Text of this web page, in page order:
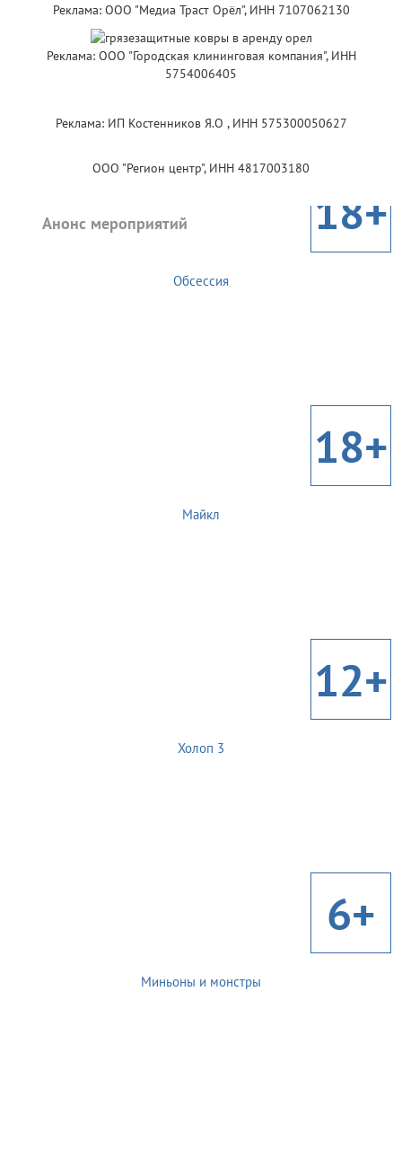
Реклама: ООО "Медиа Траст Орёл", ИНН 7107062130
Реклама: ООО "Городская клининговая компания", ИНН
5754006405
Реклама: ИП Костенников Я.О , ИНН 575300050627
ООО "Регион центр", ИНН 4817003180
Анонс мероприятий 18+
Обсессия
18+
Майкл
12+
Холоп 3
6+
Миньоны и монстры